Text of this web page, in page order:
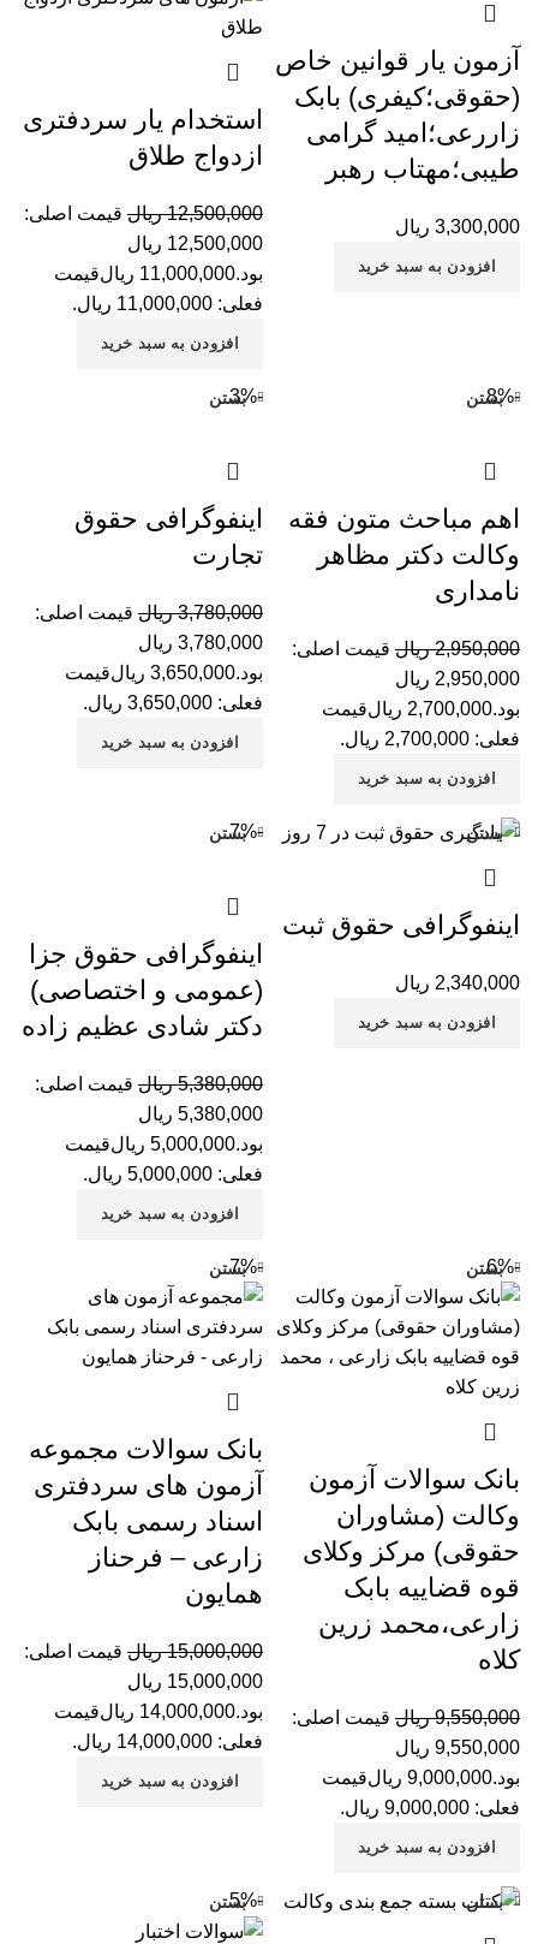
آزمون یار قوانین خاص
(حقوقی؛کیفری) بابک
زاررعی؛امید گرامی
طیبی؛مهتاب رهبر
3,300,000 ریال
افزودن به سبد خرید
استخدام یار سردفتری
ازدواج طلاق
12,500,000 ریال قیمت اصلی:
12,500,000 ریال
بود.11,000,000 ریالقیمت
فعلی: 11,000,000 ریال.
افزودن به سبد خرید
-8% بستن
اهم مباحث متون فقه
وکالت دکتر مظاهر
نامداری
2,950,000 ریال قیمت اصلی:
2,950,000 ریال
بود.2,700,000 ریالقیمت
فعلی: 2,700,000 ریال.
افزودن به سبد خرید
-3% بستن
اینفوگرافی حقوق
تجارت
3,780,000 ریال قیمت اصلی:
3,780,000 ریال
بود.3,650,000 ریالقیمت
فعلی: 3,650,000 ریال.
افزودن به سبد خرید
بستن
اینفوگرافی حقوق ثبت
2,340,000 ریال
افزودن به سبد خرید
-7% بستن
اینفوگرافی حقوق جزا
(عمومی و اختصاصی)
دکتر شادی عظیم زاده
5,380,000 ریال قیمت اصلی:
5,380,000 ریال
بود.5,000,000 ریالقیمت
فعلی: 5,000,000 ریال.
افزودن به سبد خرید
-6% بستن
بانک سوالات آزمون
وکالت (مشاوران
حقوقی) مرکز وکلای
قوه قضاییه بابک
زارعی،محمد زرین
کلاه
9,550,000 ریال قیمت اصلی:
9,550,000 ریال
بود.9,000,000 ریالقیمت
فعلی: 9,000,000 ریال.
افزودن به سبد خرید
-7% بستن
بانک سوالات مجموعه
آزمون های سردفتری
اسناد رسمی بابک
زارعی – فرحناز
همایون
15,000,000 ریال قیمت اصلی:
15,000,000 ریال
بود.14,000,000 ریالقیمت
فعلی: 14,000,000 ریال.
افزودن به سبد خرید
بستن -5% بستن